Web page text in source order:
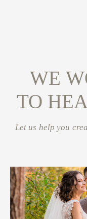
WE
TO
Let us help you